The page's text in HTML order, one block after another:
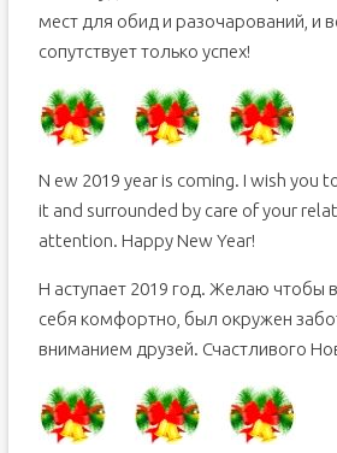
мест для обид и разочарований, и
сопутствует только успех!
N ew 2019 year is coming. I wish you
it and surrounded by care of your
attention. Happy New Year!
Н аступает 2019 год. Желаю чтобы
себя комфортно, был окружен
вниманием друзей. Счастливого